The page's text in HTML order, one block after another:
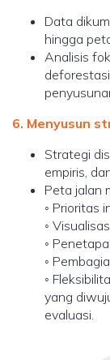
Data
hingga
Analisis
6. Menyusun
Strategi
empiris,
Peta jalan
◦ Prioritas
◦
◦
◦
◦
yang
evaluasi.